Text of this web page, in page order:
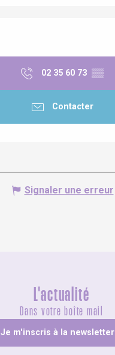
02 35 60 73 ▒▒
Contacter
Signaler une erreur
L'actualité
Dans votre boîte mail
Je m'inscris à la newsletter